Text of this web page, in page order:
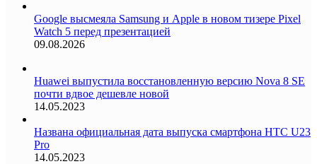
Google высмеяла Samsung и Apple в новом тизере Pixel
Watch 5 перед презентацией
09.08.2026
Huawei выпустила восстановленную версию Nova 8 SE
почти вдвое дешевле новой
14.05.2023
Названа официальная дата выпуска смартфона HTC U23
Pro
14.05.2023